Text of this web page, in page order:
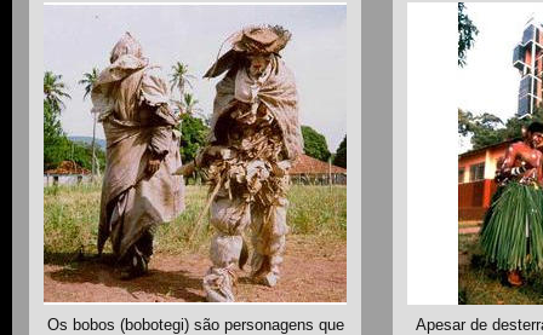
Os bobos (bobotegi) são personagens que
Apesar de